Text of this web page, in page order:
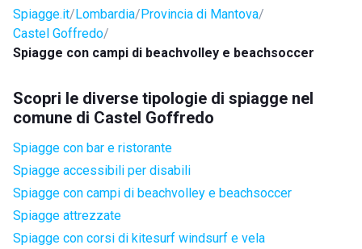
Spiagge.it Lombardia Provincia di Mantova
Castel Goffredo
Spiagge con campi di beachvolley e beachsoccer
Scopri le diverse tipologie di spiagge nel
comune di Castel Goffredo
Spiagge con bar e ristorante
Spiagge accessibili per disabili
Spiagge con campi di beachvolley e beachsoccer
Spiagge attrezzate
Spiagge con corsi di kitesurf windsurf e vela